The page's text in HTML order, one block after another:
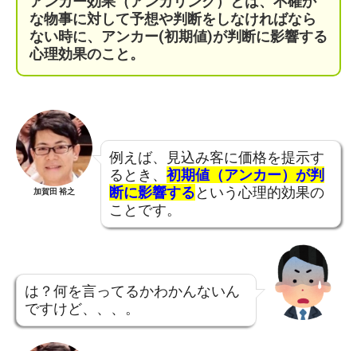
な物事に対して予想や判断をしなければなら
ない時に、アンカー(初期値)が判断に影響する
心理効果のこと。
加賀田 裕之
例えば、見込み客に価格を提示す
るとき、 初期値（アンカー）が判
断に影響するという心理的効果の
ことです。
は？何を言ってるかわかんないん
ですけど、、、。